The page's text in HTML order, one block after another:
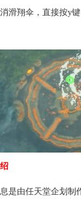
翔伞，直接按y键
由任天堂企划制